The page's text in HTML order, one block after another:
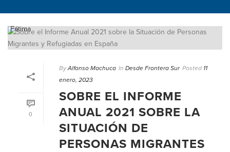
0
By Alfonso Machuca In Desde Frontera Sur Posted 11
enero, 2023
SOBRE EL INFORME
ANUAL 2021 SOBRE LA
SITUACIÓN DE
PERSONAS MIGRANTES